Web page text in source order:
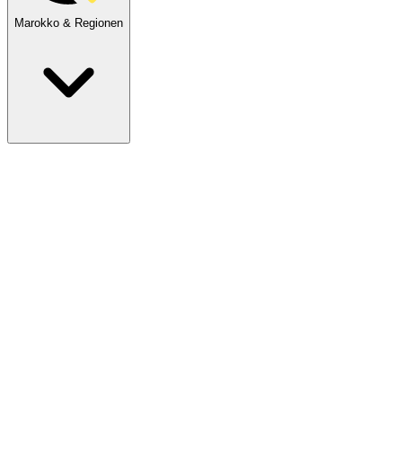
Marokko & Regionen